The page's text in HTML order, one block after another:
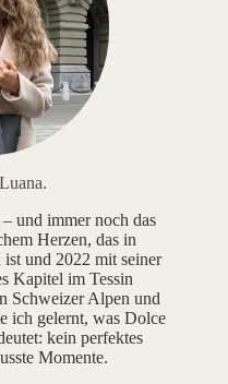
und immer noch das
Herzen, das in
und 2022 mit seiner
Kapitel im Tessin
Schweizer Alpen und
ich gelernt, was Dolce
kein perfektes
Momente.